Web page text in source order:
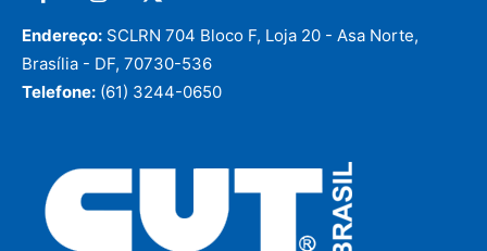
Endereço: SCLRN 704 Bloco F, Loja 20 - Asa Norte,
Brasília - DF, 70730-536
Telefone: (61) 3244-0650